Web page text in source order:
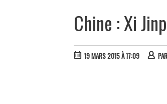
Chine : Xi
19 MARS 2015 À 17:09 PAR